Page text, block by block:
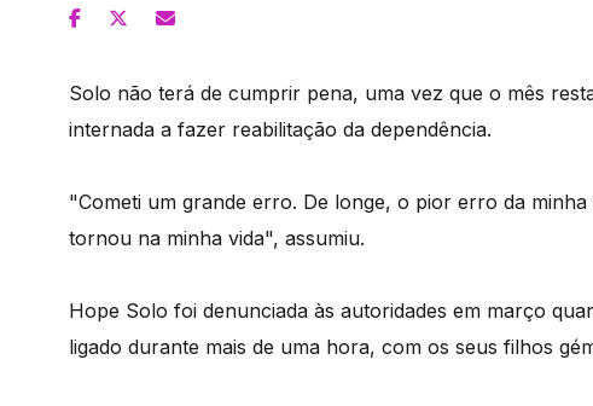
Solo não terá de cumprir pena, uma vez que o mês
internada a fazer reabilitação da dependência.
"Cometi um grande erro. De longe, o pior erro da
tornou na minha vida", assumiu.
Hope Solo foi denunciada às autoridades em março
ligado durante mais de uma hora, com os seus filhos